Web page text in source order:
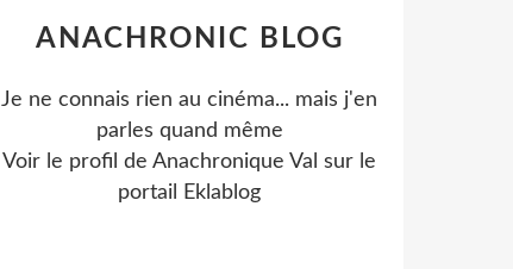
ANACHRONIC BLOG
Je ne connais rien au cinéma... mais j'en
parles quand même
Voir le profil de Anachronique Val sur le
portail Eklablog